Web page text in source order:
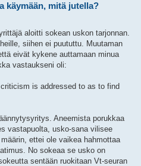
käymään, mitä jutella?
aloitti sokean uskon tarjonnan.
siihen ei puututtu. Muutaman
eivät kykene auttamaan minua
vastaukseni oli:
is addressed to as to find
Aneemista porukkaa
vastapuolta, usko-sana vilisee
ettei ole vaikea hahmottaa
No sokeaa se usko on
sentään ruokitaan Vt-seuran